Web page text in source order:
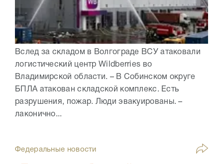
Вслед за складом в Волгограде ВСУ атаковали
логистический центр Wildberries во
Владимирской области. – В Собинском округе
БПЛА атакован складской комплекс. Есть
разрушения, пожар. Люди эвакуированы. –
лаконично...
Федеральные новости